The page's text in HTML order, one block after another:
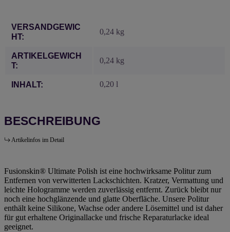
Produkteigenschaft
Wert
VERSANDGEWIC
HT:
0,24 kg
ARTIKELGEWICH
T:
0,24 kg
INHALT: 0,20 l
BESCHREIBUNG
Artikelinfos im Detail
Fusionskin® Ultimate Polish ist eine hochwirksame Politur zum
Entfernen von verwitterten Lackschichten. Kratzer, Vermattung und
leichte Hologramme werden zuverlässig entfernt. Zurück bleibt nur
noch eine hochglänzende und glatte Oberfläche. Unsere Politur
enthält keine Silikone, Wachse oder andere Lösemittel und ist daher
für gut erhaltene Originallacke und frische Reparaturlacke ideal
geeignet.